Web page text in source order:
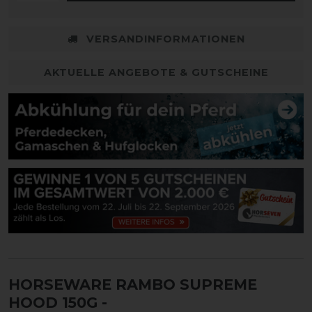
VERSANDINFORMATIONEN
AKTUELLE ANGEBOTE & GUTSCHEINE
HORSEWARE RAMBO SUPREME
HOOD 150G -